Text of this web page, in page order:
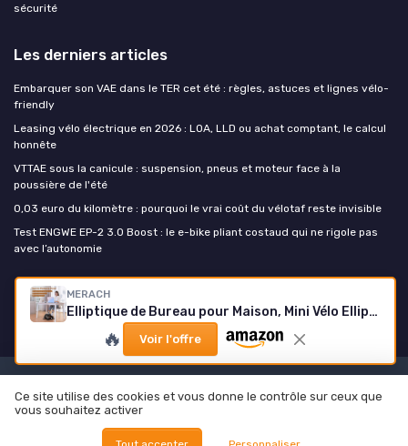
MERACH
Elliptique de Bureau pour Maison, Mini Vélo Elliptique ÉLectrique, Télécommande, Écran, Tapis Antidérapant, 12 Vitesses, Silencieux et Portable, Exerciseur de Pédales pour Seniors et Adultes E32-2024 Pro-Noir
🔥 Voir l'offre
sécurité
Les derniers articles
Embarquer son VAE dans le TER cet été : règles, astuces et lignes vélo-
friendly
Leasing vélo électrique en 2026 : LOA, LLD ou achat comptant, le calcul
honnête
VTTAE sous la canicule : suspension, pneus et moteur face à la
poussière de l'été
0,03 euro du kilomètre : pourquoi le vrai coût du vélotaf reste invisible
Test ENGWE EP-2 3.0 Boost : le e-bike pliant costaud qui ne rigole pas
avec l’autonomie
Mon velo electrique
© Mon velo electrique 2026
Ce site utilise des cookies et vous donne le contrôle sur ceux que
vous souhaitez activer